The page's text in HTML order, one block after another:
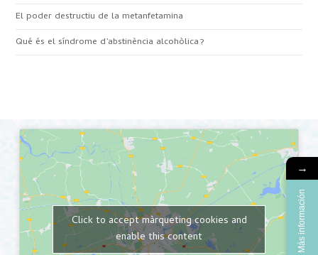
El poder destructiu de la metanfetamina
Qué és el síndrome d’abstinència alcohòlica?
Click to accept màrqueting cookies and
enable this content
→
Más información